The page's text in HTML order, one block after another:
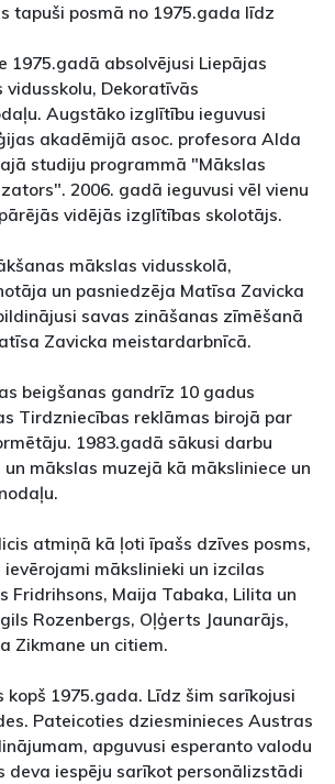
tapuši posmā no 1975.gada līdz
1975.gadā absolvējusi Liepājas
vidusskolu, Dekoratīvās
Augstāko izglītību ieguvusi
akadēmijā asoc. profesora Alda
studiju programmā "Mākslas
2006. gadā ieguvusi vēl vienu
vidējās izglītības skolotājs.
mākslas vidusskolā,
un pasniedzēja Matīsa Zavicka
savas zināšanas zīmēšanā
Zavicka meistardarbnīcā.
beigšanas gandrīz 10 gadus
Tirdzniecības reklāmas birojā par
1983.gadā sākusi darbu
mākslas muzejā kā māksliniece un
atmiņā kā ļoti īpašs dzīves posms,
mākslinieki un izcilas
Fridrihsons, Maija Tabaka, Lilita un
Rozenbergs, Oļģerts Jaunarājs,
Zikmane un citiem.
1975.gada. Līdz šim sarīkojusi
Pateicoties dziesminieces Austras
apguvusi esperanto valodu
deva iespēju sarīkot personālizstādi